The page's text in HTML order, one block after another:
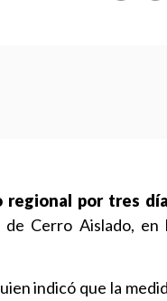
por tres
Cerro Aislado, en
indicó que la